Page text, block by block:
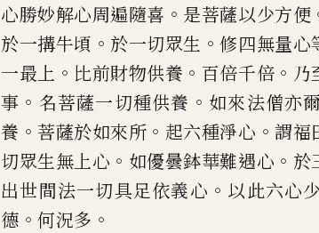
心勝妙解心周遍隨喜 。 是菩薩以少方便
於一搆牛頃 。 於一切眾生 。修四無量心
一最上 。 比前財物供養 。 百倍千倍 。 乃
事 。 名菩薩一切種供養 。 如來法僧亦爾
養 。 菩薩於如來所 。 起六種淨心 。謂福
切眾生無上心 。 如優曇鉢華難遇心 。 於
出世間法一切具足依義心 。 以此六心
德 。 何況多 。